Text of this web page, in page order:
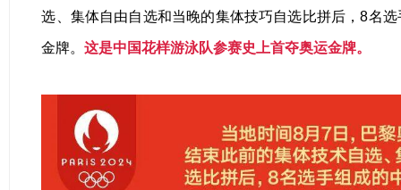
选、集体自由自选和当晚的集体技巧自选比拼后，8名
金牌。这是中国花样游泳队参赛史上首夺奥运金牌。